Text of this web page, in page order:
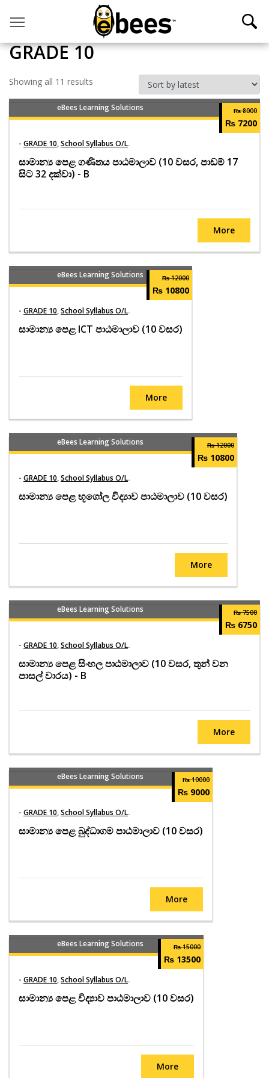
Toggle main menu visibility
GRADE 10
Showing all 11 results
₨ 8000
₨ 7200
eBees Learning Solutions
- GRADE 10,School Syllabus O/L.
සාමාන්‍ය පෙළ ගණිතය පාඨමාලාව (10 වසර, පාඩම් 17
සිට 32 දක්වා) - B
More
₨ 12000
₨ 10800
eBees Learning Solutions
- GRADE 10,School Syllabus O/L.
සාමාන්‍ය පෙළ ICT පාඨමාලාව (10 වසර)
More
₨ 12000
₨ 10800
eBees Learning Solutions
- GRADE 10,School Syllabus O/L.
සාමාන්‍ය පෙළ භූගෝල විද්‍යාව පාඨමාලාව (10 වසර)
More
₨ 7500
₨ 6750
eBees Learning Solutions
- GRADE 10,School Syllabus O/L.
සාමාන්‍ය පෙළ සිංහල පාඨමාලාව (10 වසර, තුන් වන
පාසල් වාරය) - B
More
₨ 10000
₨ 9000
eBees Learning Solutions
- GRADE 10,School Syllabus O/L.
සාමාන්‍ය පෙළ බුද්ධාගම පාඨමාලාව (10 වසර)
More
₨ 15000
₨ 13500
eBees Learning Solutions
- GRADE 10,School Syllabus O/L.
සාමාන්‍ය පෙළ විද්‍යාව පාඨමාලාව (10 වසර)
More